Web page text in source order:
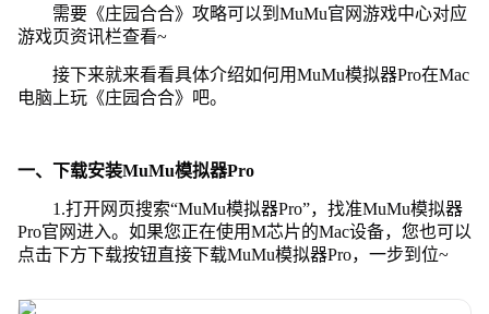
需要《庄园合合》攻略可以到MuMu官网游戏中心对应
游戏页资讯栏查看~
接下来就来看看具体介绍如何用MuMu模拟器Pro在Mac
电脑上玩《庄园合合》吧。
一、下载安装MuMu模拟器Pro
1.打开网页搜索“MuMu模拟器Pro”，找准MuMu模拟器
Pro官网进入。如果您正在使用M芯片的Mac设备，您也可以
点击下方下载按钮直接下载MuMu模拟器Pro，一步到位~